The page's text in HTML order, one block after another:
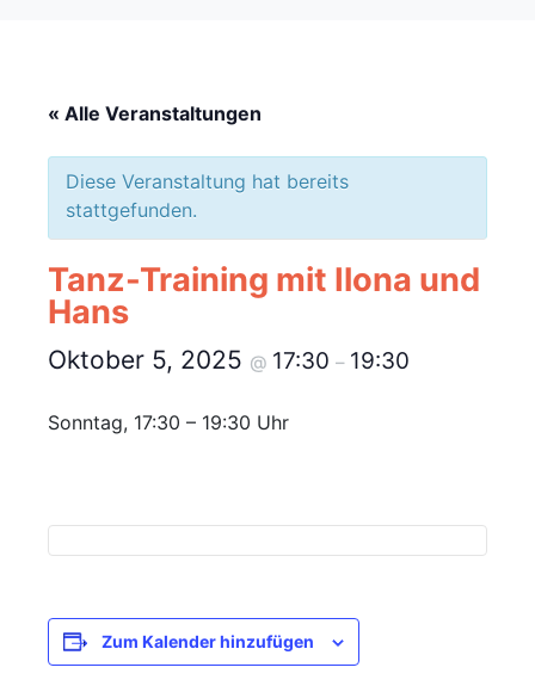
« Alle Veranstaltungen
Diese Veranstaltung hat bereits
stattgefunden.
Tanz-Training mit Ilona und
Hans
Oktober 5, 2025 @ 17:30 – 19:30
Sonntag, 17:30 – 19:30 Uhr
Zum Kalender hinzufügen